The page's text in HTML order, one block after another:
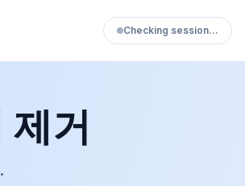
Checking session…
거